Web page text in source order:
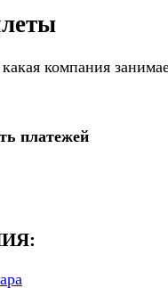
компания
платежей